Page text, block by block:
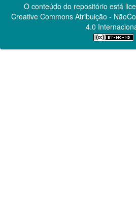
O conteúdo do repositório está
Creative CommonsAtribuição -
4.0